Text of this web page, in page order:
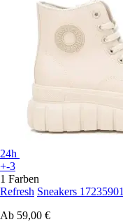
24h
+-3
1 Farben
Refresh Sneakers 17235901
Ab 59,00 €